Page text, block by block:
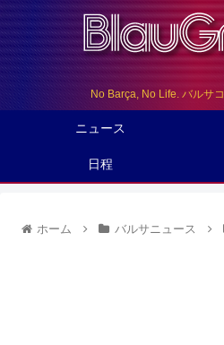
No Barça, No Life. バルサ
ニュース
日程
ホーム バルサニュース